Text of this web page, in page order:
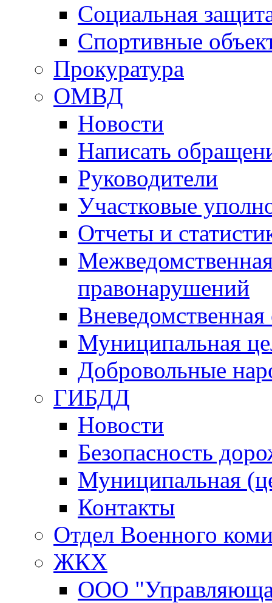
Социальная
Спортивные
Прокуратура
ОМВД
Новости
Написать
Руководители
Участковые
Отчеты и
правонарушений
Вневедомственная
Муниципальная
Добровольные
ГИБДД
Новости
Безопасность
Муниципальная
Контакты
Отдел Военного
ЖКХ
ООО